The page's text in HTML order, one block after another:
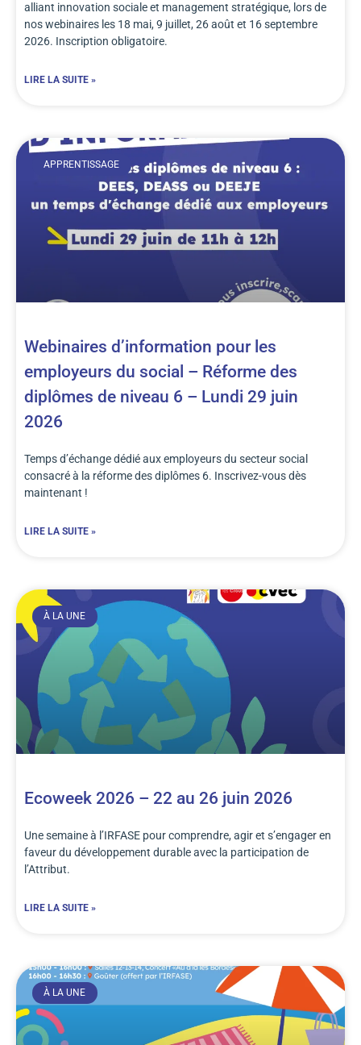
alliant innovation sociale et management stratégique, lors de
nos webinaires les 18 mai, 9 juillet, 26 août et 16 septembre
2026. Inscription obligatoire.
LIRE LA SUITE »
APPRENTISSAGE
Webinaires d’information pour les
employeurs du social – Réforme des
diplômes de niveau 6 – Lundi 29 juin
2026
Temps d’échange dédié aux employeurs du secteur social
consacré à la réforme des diplômes 6. Inscrivez-vous dès
maintenant !
LIRE LA SUITE »
À LA UNE
Ecoweek 2026 – 22 au 26 juin 2026
Une semaine à l’IRFASE pour comprendre, agir et s’engager en
faveur du développement durable avec la participation de
l’Attribut.
LIRE LA SUITE »
À LA UNE